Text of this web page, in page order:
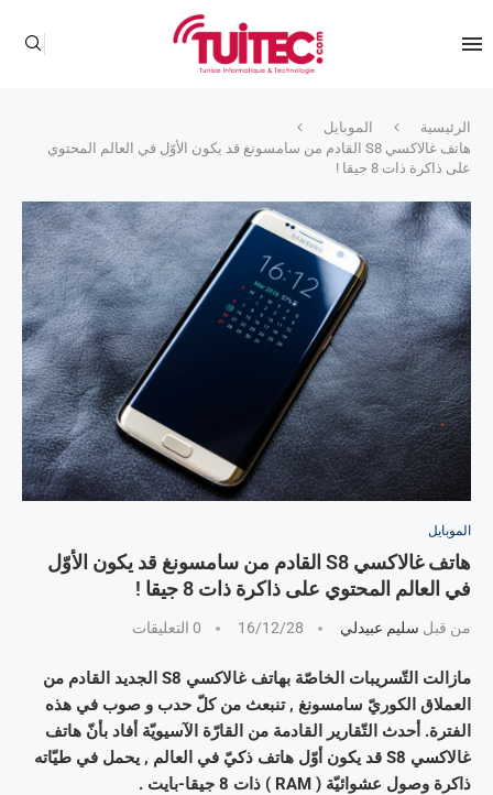
الرئيسية
الموبايل
هاتف غالاكسي S8 القادم من سامسونغ قد يكون الأوّل في العالم المحتوي
على ذاكرة ذات 8 جيقا !
الموبايل
هاتف غالاكسي S8 القادم من سامسونغ قد يكون الأوّل
في العالم المحتوي على ذاكرة ذات 8 جيقا !
من قبل سليم عبيدلي 16/12/28 0 التعليقات
مازالت التّسريبات الخاصّة بهاتف غالاكسي S8 الجديد القادم من
العملاق الكوريّ سامسونغ , تنبعث من كلّ حدب و صوب في هذه
الفترة. أحدث التّقارير القادمة من القارّة الآسيويّة أفاد بأنّ هاتف
غالاكسي S8 قد يكون أوّل هاتف ذكيّ في العالم , يحمل في طيّاته
ذاكرة وصول عشوائيّة ( RAM ) ذات 8 جيقا-بايت .